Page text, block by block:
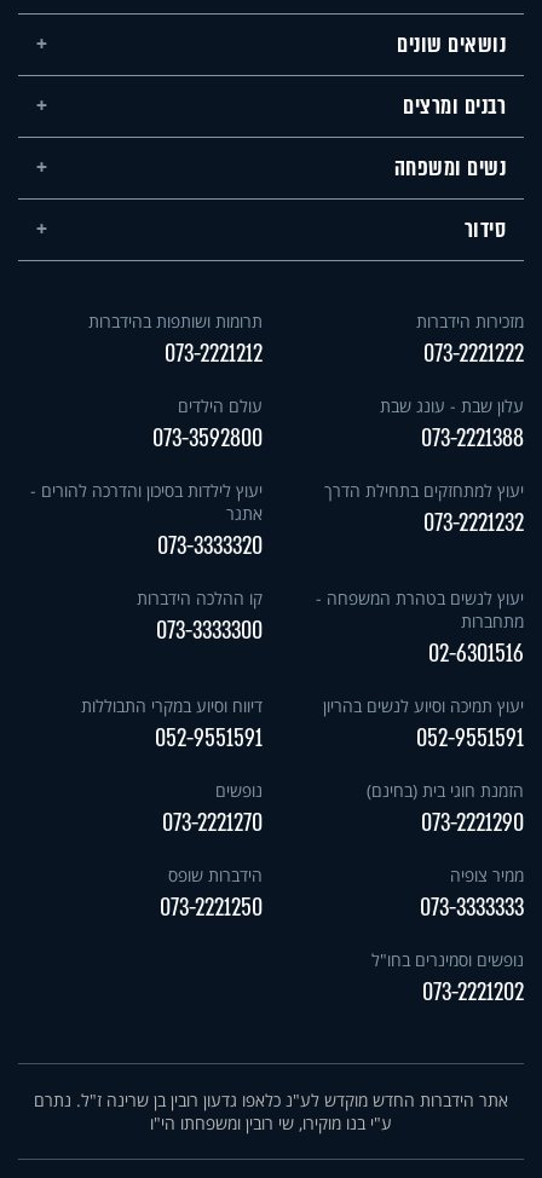
נושאים שונים
רבנים ומרצים
נשים ומשפחה
סידור
מזכירות הידברות
073-2221222
תרומות ושותפות בהידברות
073-2221212
עלון שבת - עונג שבת
073-2221388
עולם הילדים
073-3592800
יעוץ למתחזקים בתחילת הדרך
073-2221232
יעוץ לילדות בסיכון והדרכה להורים -
אתגר
073-3333320
יעוץ לנשים בטהרת המשפחה -
מתחברות
02-6301516
קו ההלכה הידברות
073-3333300
יעוץ תמיכה וסיוע לנשים בהריון
052-9551591
דיווח וסיוע במקרי התבוללות
052-9551591
הזמנת חוגי בית (בחינם)
073-2221290
נופשים
073-2221270
ממיר צופיה
073-3333333
הידברות שופס
073-2221250
נופשים וסמינרים בחו"ל
073-2221202
אתר הידברות החדש מוקדש לע"נ כלאפו גדעון רובין בן שרינה ז"ל. נתרם
ע"י בנו מוקירו, שי רובין ומשפחתו הי"ו